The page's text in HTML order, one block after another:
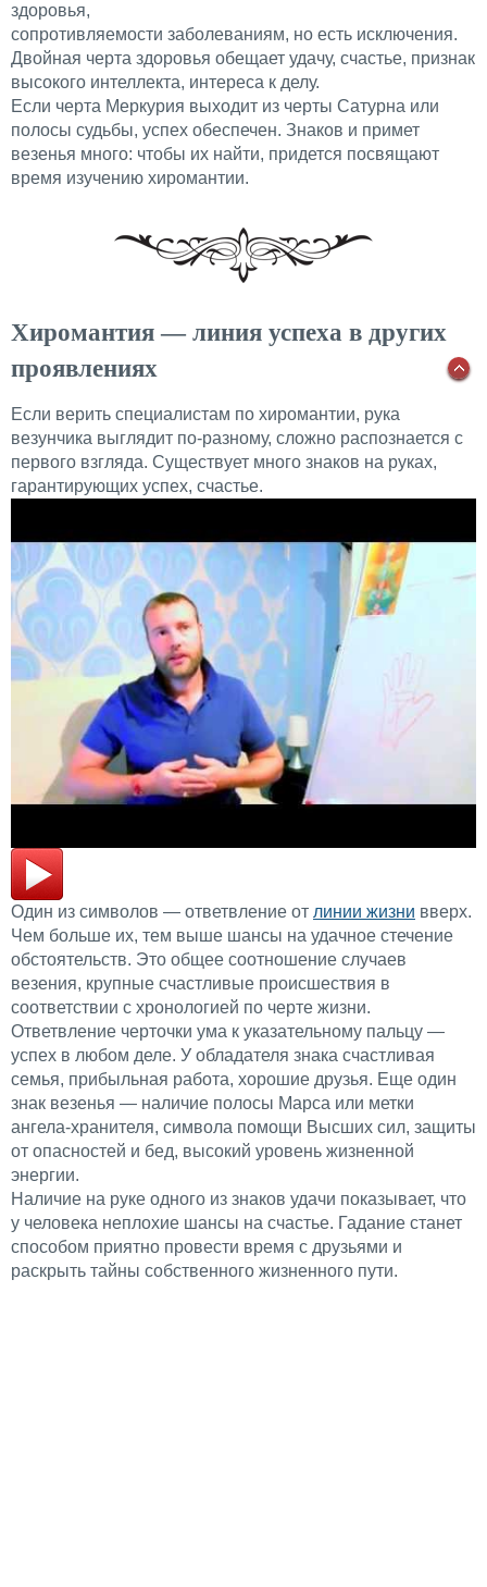
здоровья,
сопротивляемости заболеваниям, но есть исключения.
Двойная черта здоровья обещает удачу, счастье, признак
высокого интеллекта, интереса к делу.
Если черта Меркурия выходит из черты Сатурна или
полосы судьбы, успех обеспечен. Знаков и примет
везенья много: чтобы их найти, придется посвящают
время изучению хиромантии.
Хиромантия — линия успеха в других
проявлениях
Если верить специалистам по хиромантии, рука
везунчика выглядит по-разному, сложно распознается с
первого взгляда. Существует много знаков на руках,
гарантирующих успех, счастье.
Один из символов — ответвление от линии жизни вверх.
Чем больше их, тем выше шансы на удачное стечение
обстоятельств. Это общее соотношение случаев
везения, крупные счастливые происшествия в
соответствии с хронологией по черте жизни.
Ответвление черточки ума к указательному пальцу —
успех в любом деле. У обладателя знака счастливая
семья, прибыльная работа, хорошие друзья. Еще один
знак везенья — наличие полосы Марса или метки
ангела-хранителя, символа помощи Высших сил, защиты
от опасностей и бед, высокий уровень жизненной
энергии.
Наличие на руке одного из знаков удачи показывает, что
у человека неплохие шансы на счастье. Гадание станет
способом приятно провести время с друзьями и
раскрыть тайны собственного жизненного пути.